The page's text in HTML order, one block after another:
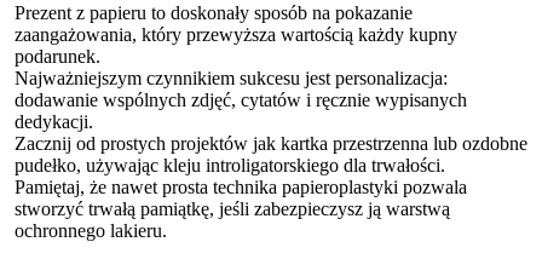
Prezent z papieru to doskonały sposób na pokazanie
zaangażowania, który przewyższa wartością każdy kupny
podarunek.
Najważniejszym czynnikiem sukcesu jest personalizacja:
dodawanie wspólnych zdjęć, cytatów i ręcznie wypisanych
dedykacji.
Zacznij od prostych projektów jak kartka przestrzenna lub ozdobne
pudełko, używając kleju introligatorskiego dla trwałości.
Pamiętaj, że nawet prosta technika papieroplastyki pozwala
stworzyć trwałą pamiątkę, jeśli zabezpieczysz ją warstwą
ochronnego lakieru.